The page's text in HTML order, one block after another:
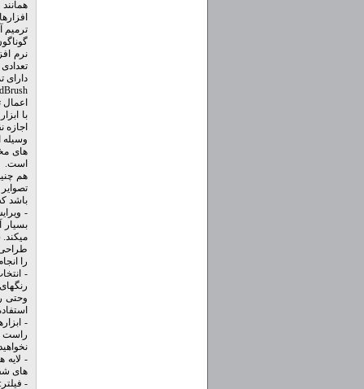
نرم
دارای
وسیله
های
است.
باشد
-
طراحی
را
-
وحتی
-
راست
های